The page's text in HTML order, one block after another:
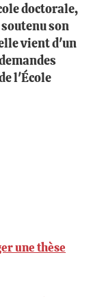
doctorale,
son
vient d'un
l'École
une thèse